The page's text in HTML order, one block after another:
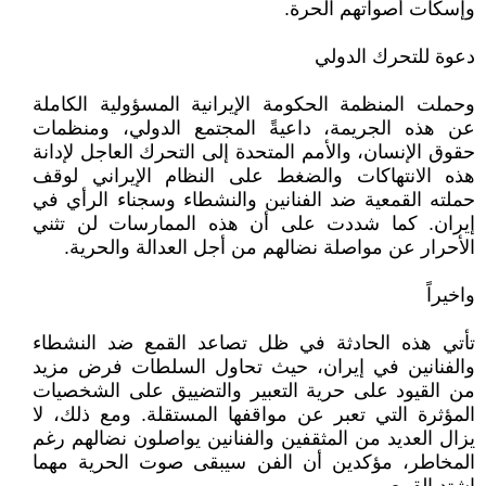
وإسكات أصواتهم الحرة.
دعوة للتحرك الدولي
وحملت المنظمة الحكومة الإيرانية المسؤولية الكاملة
عن هذه الجريمة، داعيةً المجتمع الدولي، ومنظمات
حقوق الإنسان، والأمم المتحدة إلى التحرك العاجل لإدانة
هذه الانتهاكات والضغط على النظام الإيراني لوقف
حملته القمعية ضد الفنانين والنشطاء وسجناء الرأي في
إيران. كما شددت على أن هذه الممارسات لن تثني
الأحرار عن مواصلة نضالهم من أجل العدالة والحرية.
واخيراً
تأتي هذه الحادثة في ظل تصاعد القمع ضد النشطاء
والفنانين في إيران، حيث تحاول السلطات فرض مزيد
من القيود على حرية التعبير والتضييق على الشخصيات
المؤثرة التي تعبر عن مواقفها المستقلة. ومع ذلك، لا
يزال العديد من المثقفين والفنانين يواصلون نضالهم رغم
المخاطر، مؤكدين أن الفن سيبقى صوت الحرية مهما